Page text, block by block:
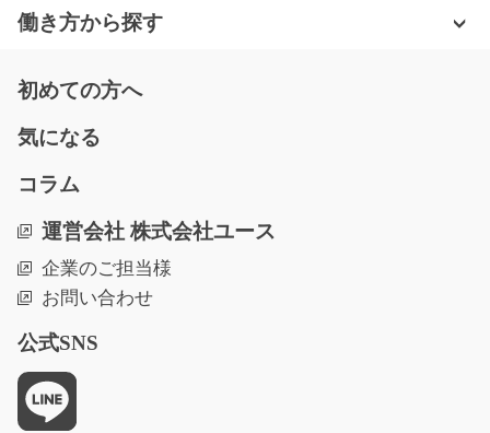
長期（3ヶ月以上）
時給1,200円
急募
駅チカで通勤しやすい♪キッチンの角を滑らかにするため
に磨いていくお仕事…
時給1250円
岐阜県大垣市
働き方から探す
初めての方へ
気になる
コラム
運営会社 株式会社ユース
企業のご担当様
お問い合わせ
公式SNS